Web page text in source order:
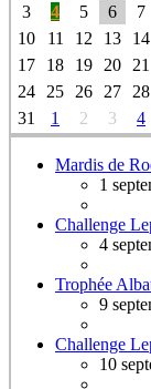
3
4 5 6 7
10
11 12 13 14
17
18 19 20 21
24
25 26 27 28
31
1 2 3 4
Mardis de
1
Challenge
4
Trophée
9
Challenge
10